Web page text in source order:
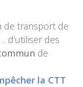
de transport de
d’utiliser des
de
la CTT